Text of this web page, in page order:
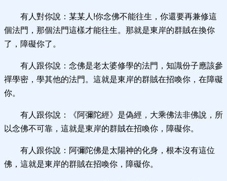
有人對你說：某某人!你念佛不能往生，你還要再兼修這
個法門，那個法門這樣才能往生。那就是東岸的群賊在換你
了，障礙你了。
有人跟你說：念佛是老太婆修學的法門，知識份子應該參
禪學密，學其他的法門。這就是東岸的群賊在招喚你，在障礙
你。
有人跟你說：《阿彌陀經》是偽經，大乘佛法非佛說，所
以念佛不可靠，這就是東岸的群賊在招喚你，障礙你。
有人跟你說：阿彌陀佛是太陽神的化身，根本沒有這位
佛，這就是東岸的群賊在招喚你，障礙你。